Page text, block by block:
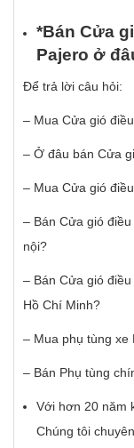
*Bán Cửa
Pajero ở đâ
Để trả lời câu hỏi:
– Mua Cửa gió
– Ở đâu bán Cửa
– Mua Cửa gió
– Bán Cửa gió điều
nội?
– Bán Cửa gió
Hồ Chí Minh?
– Mua phụ tùng xe
– Bán Phụ tùng
Với hơn 20 năm
Chúng tôi